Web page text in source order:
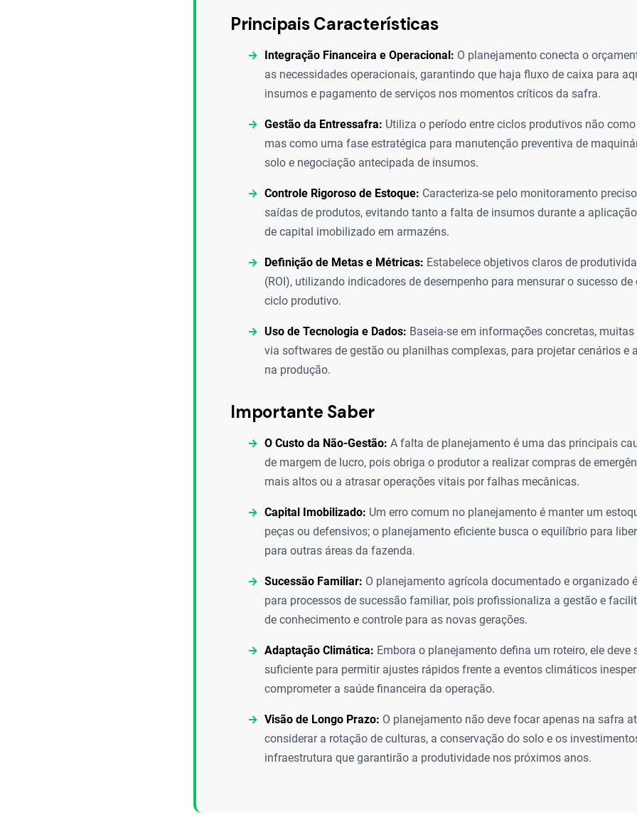
Principais Características
Integração Financeira e Operacional: O planejamento conecta o
as necessidades operacionais, garantindo que haja fluxo de caixa para
insumos e pagamento de serviços nos momentos críticos da safra.
Gestão da Entressafra: Utiliza o período entre ciclos produtivos não
mas como uma fase estratégica para manutenção preventiva de
solo e negociação antecipada de insumos.
Controle Rigoroso de Estoque: Caracteriza-se pelo monitoramento
saídas de produtos, evitando tanto a falta de insumos durante a
de capital imobilizado em armazéns.
Definição de Metas e Métricas: Estabelece objetivos claros de
(ROI), utilizando indicadores de desempenho para mensurar o sucesso
ciclo produtivo.
Uso de Tecnologia e Dados: Baseia-se em informações concretas,
via softwares de gestão ou planilhas complexas, para projetar cenários e
na produção.
Importante Saber
O Custo da Não-Gestão: A falta de planejamento é uma das principais
de margem de lucro, pois obriga o produtor a realizar compras de
mais altos ou a atrasar operações vitais por falhas mecânicas.
Capital Imobilizado: Um erro comum no planejamento é manter um
peças ou defensivos; o planejamento eficiente busca o equilíbrio para
para outras áreas da fazenda.
Sucessão Familiar: O planejamento agrícola documentado e organizado
para processos de sucessão familiar, pois profissionaliza a gestão e
de conhecimento e controle para as novas gerações.
Adaptação Climática: Embora o planejamento defina um roteiro, ele deve
suficiente para permitir ajustes rápidos frente a eventos climáticos
comprometer a saúde financeira da operação.
Visão de Longo Prazo: O planejamento não deve focar apenas na safra
considerar a rotação de culturas, a conservação do solo e os
infraestrutura que garantirão a produtividade nos próximos anos.